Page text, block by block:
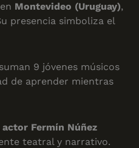
Montevideo (Uruguay),
presencia simboliza el
9 jóvenes músicos
de aprender mientras
Fermín Núñez
teatral y narrativo.